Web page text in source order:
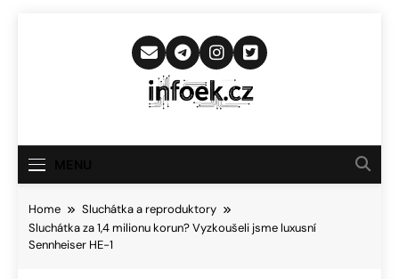
Infoek.cz
Novinkám
Home
Sluchátka a reproduktory
Sluchátka za 1,4 milionu korun? Vyzkoušeli jsme luxusní
Sennheiser HE-1